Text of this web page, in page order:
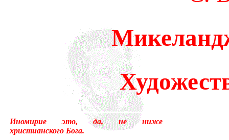
что не понятно.Прошу
много лет пользовался
«подсознательный» в
надо было писать
менять в тысячах мест,
Иномирие это, да, не ниже
христианского Бога.